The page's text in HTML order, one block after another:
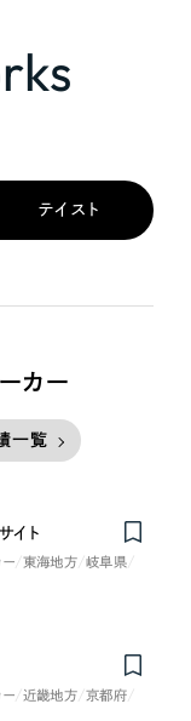
テイスト
カー
一覧
イト
ー 東海地方
岐阜県
ー 近畿地方
京都府